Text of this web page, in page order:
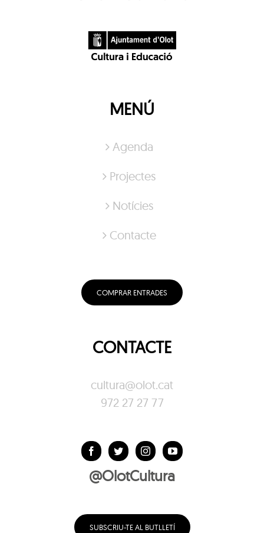
MENÚ
Agenda
Projectes
Notícies
Contacte
COMPRAR ENTRADES
CONTACTE
cultura@olot.cat
972 27 27 77
@OlotCultura
SUBSCRIU-TE AL BUTLLETÍ